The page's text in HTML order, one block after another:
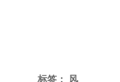
标签： 风